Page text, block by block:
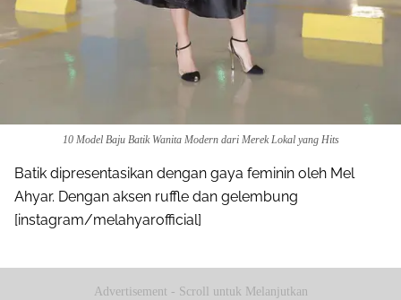
10 Model Baju Batik Wanita Modern dari Merek Lokal yang Hits
Batik dipresentasikan dengan gaya feminin oleh Mel
Ahyar. Dengan aksen ruffle dan gelembung
[instagram/melahyarofficial]
Advertisement - Scroll untuk Melanjutkan